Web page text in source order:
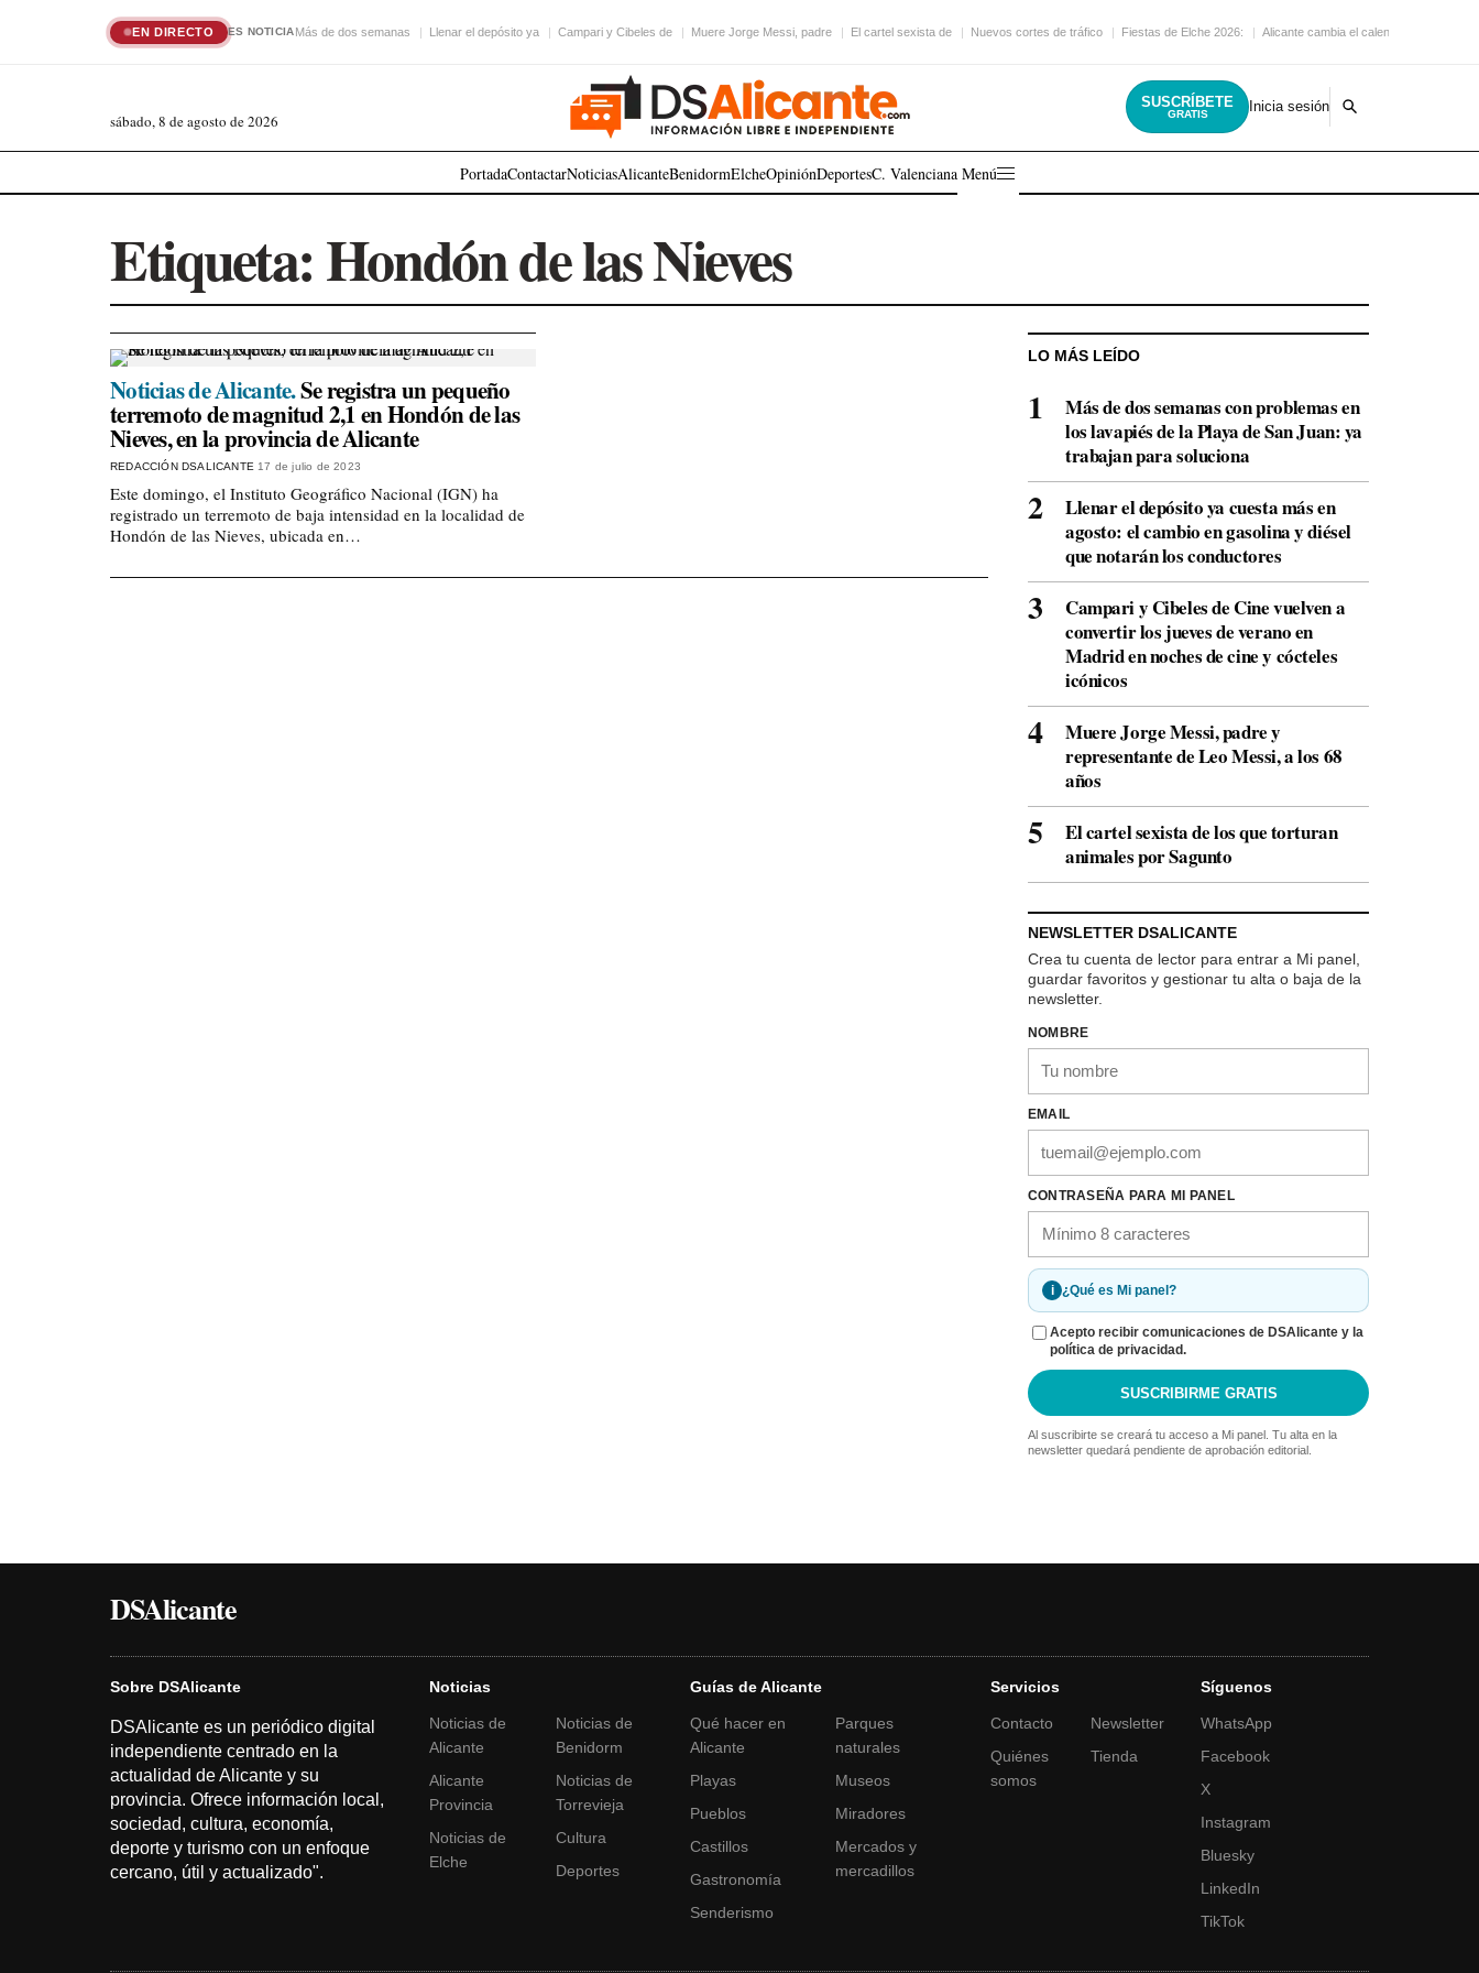
EN DIRECTO ES NOTICIAMás de dos semanas Llenar el depósito ya Campari y Cibeles de Muere Jorge Messi, padre El cartel sexista de Nuevos cortes de tráfico Fiestas de Elche 2026: Alicante cambia el calendario
sábado, 8 de agosto de 2026
SUSCRÍBETE
GRATIS Inicia sesión
PortadaContactarNoticiasAlicanteBenidormElcheOpiniónDeportesC. Valenciana Menú
Etiqueta:Hondón de las Nieves
Noticias de Alicante.Se registra un pequeño
terremoto de magnitud 2,1 en Hondón de las
Nieves, en la provincia de Alicante
REDACCIÓN DSALICANTE 17 de julio de 2023
Este domingo, el Instituto Geográfico Nacional (IGN) ha
registrado un terremoto de baja intensidad en la localidad de
Hondón de las Nieves, ubicada en…
LO MÁS LEÍDO
Más de dos semanas con problemas en
los lavapiés de la Playa de San Juan: ya
trabajan para soluciona
Llenar el depósito ya cuesta más en
agosto: el cambio en gasolina y diésel
que notarán los conductores
Campari y Cibeles de Cine vuelven a
convertir los jueves de verano en
Madrid en noches de cine y cócteles
icónicos
Muere Jorge Messi, padre y
representante de Leo Messi, a los 68
años
El cartel sexista de los que torturan
animales por Sagunto
NEWSLETTER DSALICANTE
Crea tu cuenta de lector para entrar a Mi panel,
guardar favoritos y gestionar tu alta o baja de la
newsletter.
NOMBRE
EMAIL
CONTRASEÑA PARA MI PANEL
i ¿Qué es Mi panel?
Acepto recibir comunicaciones de DSAlicante y la
política de privacidad.
SUSCRIBIRME GRATIS
Al suscribirte se creará tu acceso a Mi panel. Tu alta en la
newsletter quedará pendiente de aprobación editorial.
DSAlicante
Sobre DSAlicante
DSAlicante es un periódico digital
independiente centrado en la
actualidad de Alicante y su
provincia. Ofrece información local,
sociedad, cultura, economía,
deporte y turismo con un enfoque
cercano, útil y actualizado".
Noticias
Noticias de
Alicante
Alicante
Provincia
Noticias de
Elche
Noticias de
Benidorm
Noticias de
Torrevieja
Cultura
Deportes
Guías de Alicante
Qué hacer en
Alicante
Playas
Pueblos
Castillos
Gastronomía
Senderismo
Parques
naturales
Museos
Miradores
Mercados y
mercadillos
Servicios
Contacto
Quiénes
somos
Newsletter
Tienda
Síguenos
WhatsApp
Facebook
X
Instagram
Bluesky
LinkedIn
TikTok